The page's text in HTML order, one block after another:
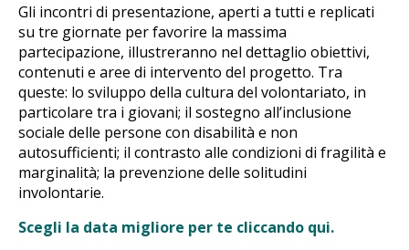
Gli incontri di presentazione, aperti a tutti e replicati
su tre giornate per favorire la massima
partecipazione, illustreranno nel dettaglio obiettivi,
contenuti e aree di intervento del progetto. Tra
queste: lo sviluppo della cultura del volontariato, in
particolare tra i giovani; il sostegno all’inclusione
sociale delle persone con disabilità e non
autosufficienti; il contrasto alle condizioni di fragilità e
marginalità; la prevenzione delle solitudini
involontarie.
Scegli la data migliore per te cliccando qui.